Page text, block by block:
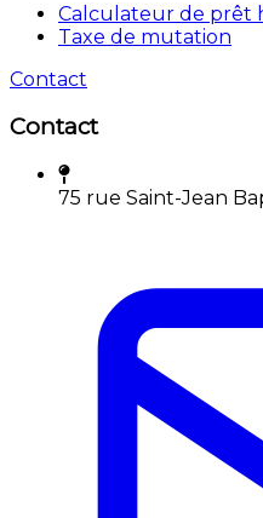
Calculateur de prêt
Taxe de mutation
Contact
Contact
75 rue Saint-Jean